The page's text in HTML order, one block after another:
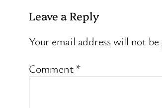
Leave a Reply
Your email address will not be
Comment*